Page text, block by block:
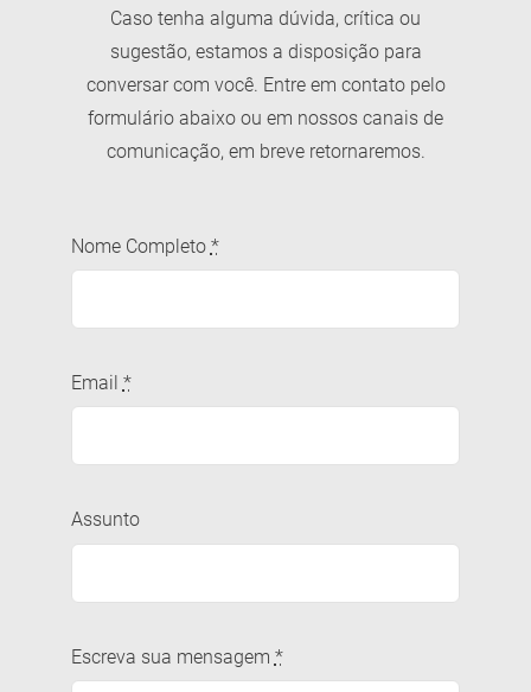
Caso tenha alguma dúvida, crítica ou
sugestão, estamos a disposição para
conversar com você. Entre em contato pelo
formulário abaixo ou em nossos canais de
comunicação, em breve retornaremos.
Nome Completo *
Email *
Assunto
Escreva sua mensagem *